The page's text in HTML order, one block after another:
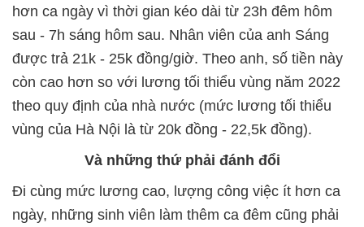
hơn ca ngày vì thời gian kéo dài từ 23h đêm hôm
sau - 7h sáng hôm sau. Nhân viên của anh Sáng
được trả 21k - 25k đồng/giờ. Theo anh, số tiền này
còn cao hơn so với lương tối thiểu vùng năm 2022
theo quy định của nhà nước (mức lương tối thiểu
vùng của Hà Nội là từ 20k đồng - 22,5k đồng).
Và những thứ phải đánh đổi
Đi cùng mức lương cao, lượng công việc ít hơn ca
ngày, những sinh viên làm thêm ca đêm cũng phải